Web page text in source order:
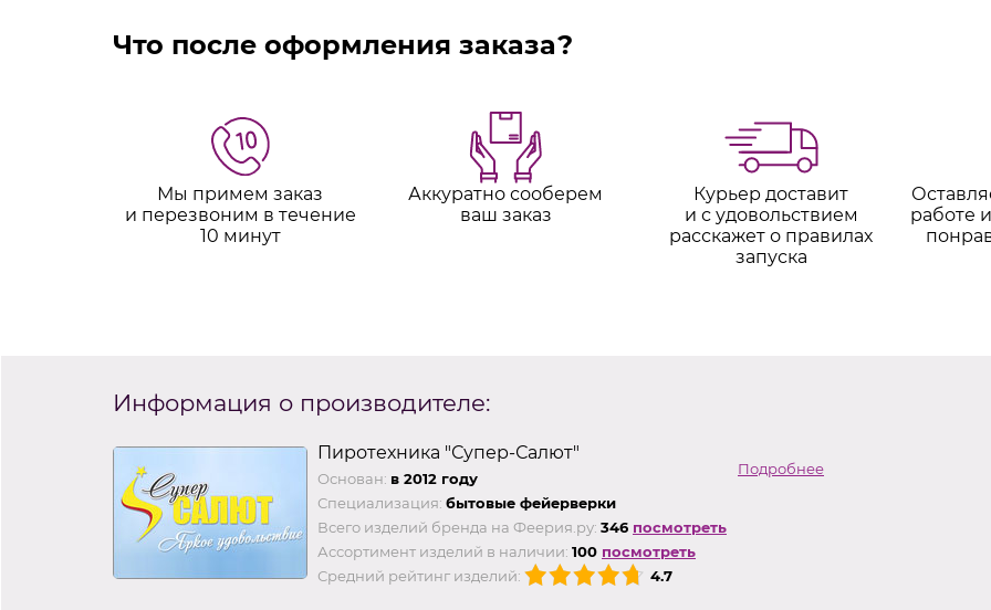
Что после оформления заказа?
Мы примем заказ
и перезвоним в течение
10 минут
Аккуратно сооберем
ваш заказ
Курьер доставит
и с удовольствием
расскажет о правилах
запуска
работе
Информация о производителе:
Пиротехника "Супер-Салют"
Основан: в 2012 году
Специализация: бытовые фейерверки
Всего изделий бренда на Феерия.ру: 346 посмотреть
Ассортимент изделий в наличии: 100 посмотреть
Средний рейтинг изделий:
4.7
Подробнее